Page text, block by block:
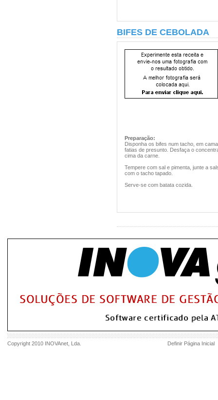
BIFES DE CEBOLADA
Preparação:
Disponha os bifes num tacho, em
fatias de presunto. Desfaça o
cima da carne.
Tempere com sal e pimenta, junte a
com o tacho tapado.
Serve-se com batata cozida.
Copyright 2010 INOVAnet , Lda. Definir Página Inicial